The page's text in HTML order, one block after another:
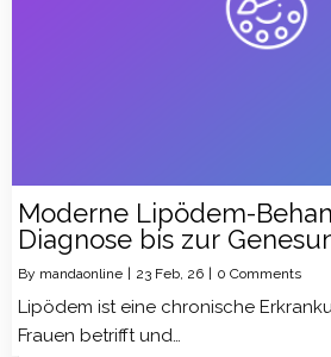
Moderne Lipödem-
Diagnose bis zur
By mandaonline 23 Feb, 26 0 Comments
Lipödem ist eine chronische
Frauen betrifft und…